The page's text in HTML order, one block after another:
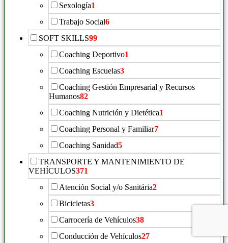
Sexología1
Trabajo Social6
SOFT SKILLS99
Coaching Deportivo1
Coaching Escuelas3
Coaching Gestión Empresarial y Recursos
Humanos82
Coaching Nutrición y Dietética1
Coaching Personal y Familiar7
Coaching Sanidad5
TRANSPORTE Y MANTENIMIENTO DE
VEHÍCULOS371
Atención Social y/o Sanitária2
Bicicletas3
Carrocería de Vehículos38
Conducción de Vehículos27